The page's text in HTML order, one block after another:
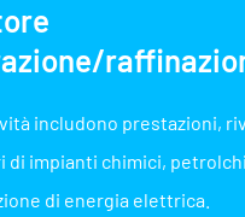
includono prestazioni,
di impianti chimici,
di energia elettrica.